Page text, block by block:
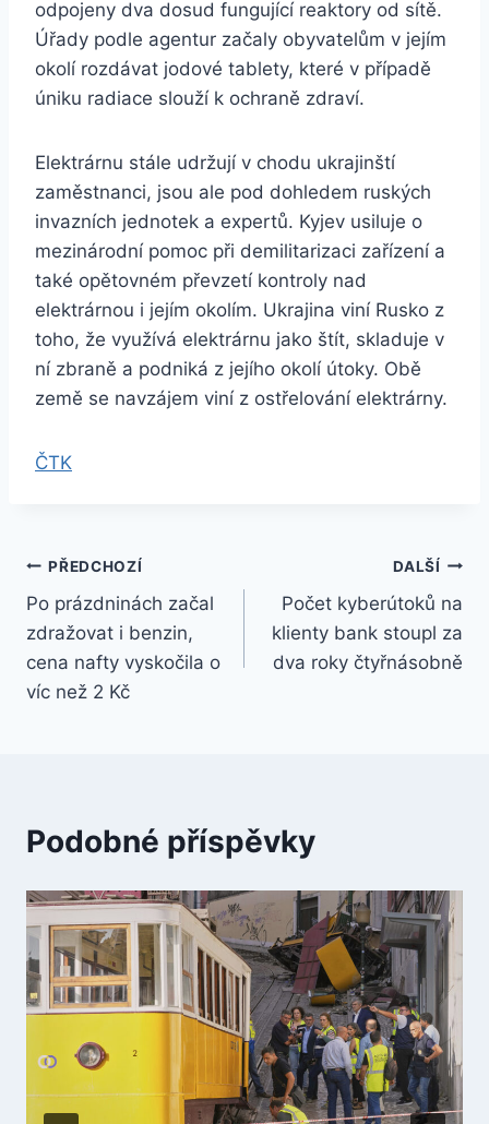
odpojeny dva dosud fungující reaktory od sítě.
Úřady podle agentur začaly obyvatelům v jejím
okolí rozdávat jodové tablety, které v případě
úniku radiace slouží k ochraně zdraví.
Elektrárnu stále udržují v chodu ukrajinští
zaměstnanci, jsou ale pod dohledem ruských
invazních jednotek a expertů. Kyjev usiluje o
mezinárodní pomoc při demilitarizaci zařízení a
také opětovném převzetí kontroly nad
elektrárnou i jejím okolím. Ukrajina viní Rusko z
toho, že využívá elektrárnu jako štít, skladuje v
ní zbraně a podniká z jejího okolí útoky. Obě
země se navzájem viní z ostřelování elektrárny.
ČTK
Navigace
pro
příspěvek
PŘEDCHOZÍ
Po prázdninách začal
zdražovat i benzin,
cena nafty vyskočila o
víc než 2 Kč
DALŠÍ
Počet kyberútoků na
klienty bank stoupl za
dva roky čtyřnásobně
Podobné příspěvky